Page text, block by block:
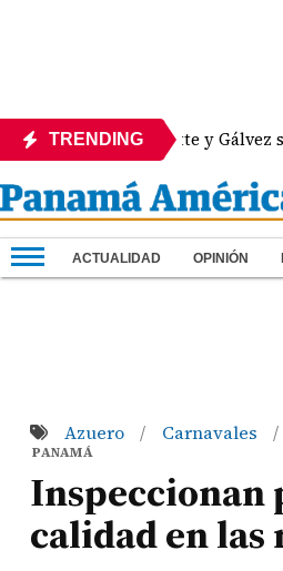
TRENDING
y Gálvez suman
ACTUALIDAD OPINIÓN
Azuero / Carnavales /
PANAMÁ
Inspeccionan
calidad en las